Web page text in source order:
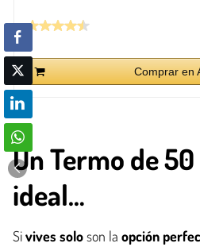
Comprar en
Un Termo de
ideal…
Sivives soloson la opción